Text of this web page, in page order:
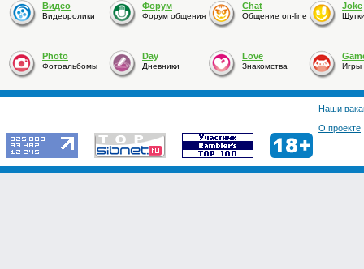
Видео
Видеоролики
Форум
Форум общения
Chat
Общение on-line
Joke
Photo
Фотоальбомы
Day
Дневники
Love
Знакомства Игры
Наши
О проекте